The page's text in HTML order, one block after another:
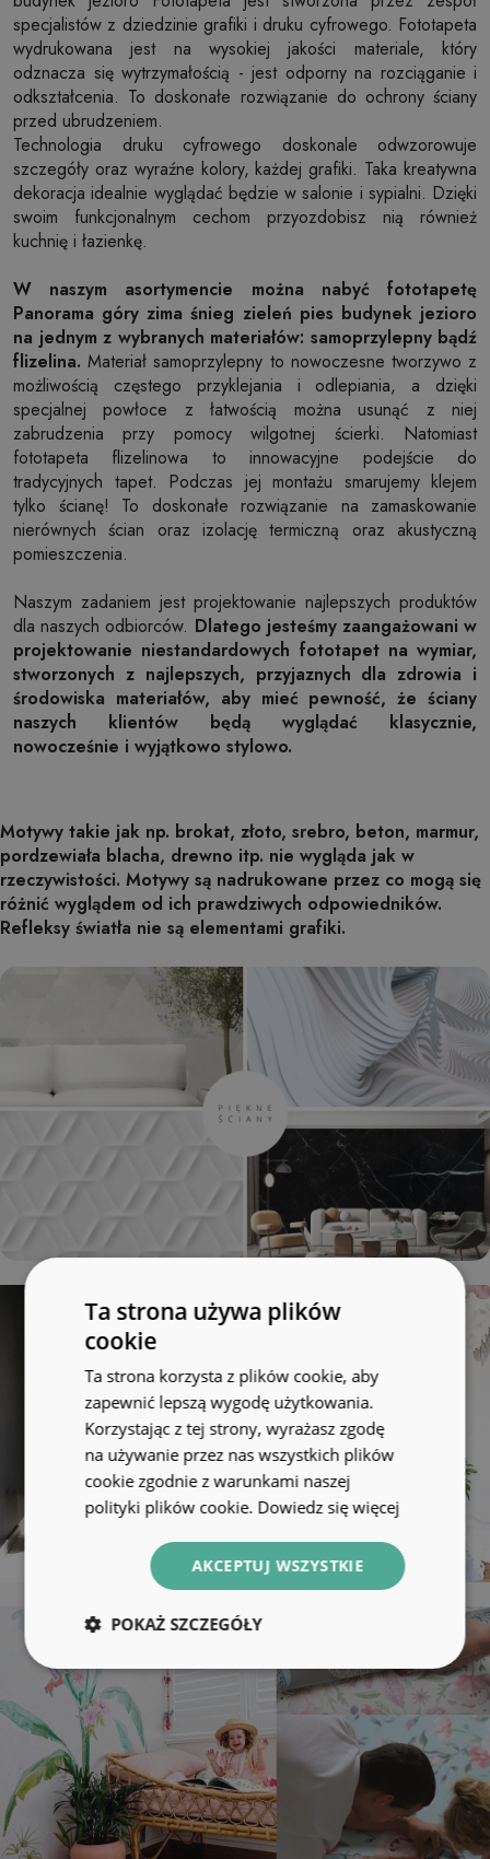
specjalistów z dziedzinie grafiki i druku cyfrowego. Fototapeta
wydrukowana jest na wysokiej jakości materiale, który
odznacza się wytrzymałością - jest odporny na rozciąganie i
odkształcenia. To doskonałe rozwiązanie do ochrony ściany
przed ubrudzeniem.
Technologia druku cyfrowego doskonale odwzorowuje
szczegóły oraz wyraźne kolory, każdej grafiki. Taka kreatywna
dekoracja idealnie wyglądać będzie w salonie i sypialni. Dzięki
swoim funkcjonalnym cechom przyozdobisz nią również
kuchnię i łazienkę.
W naszym asortymencie można nabyć fototapetę
Panorama góry zima śnieg zieleń pies budynek jezioro
na jednym z wybranych materiałów: samoprzylepny bądź
flizelina. Materiał samoprzylepny to nowoczesne tworzywo z
możliwością częstego przyklejania i odlepiania, a dzięki
specjalnej powłoce z łatwością można usunąć z niej
zabrudzenia przy pomocy wilgotnej ścierki. Natomiast
fototapeta flizelinowa to innowacyjne podejście do
tradycyjnych tapet. Podczas jej montażu smarujemy klejem
tylko ścianę! To doskonałe rozwiązanie na zamaskowanie
nierównych ścian oraz izolację termiczną oraz akustyczną
pomieszczenia.
Naszym zadaniem jest projektowanie najlepszych produktów
dla naszych odbiorców. Dlatego jesteśmy zaangażowani w
projektowanie niestandardowych fototapet na wymiar,
stworzonych z najlepszych, przyjaznych dla zdrowia i
środowiska materiałów, aby mieć pewność, że ściany
naszych klientów będą wyglądać klasycznie,
nowocześnie i wyjątkowo stylowo.
Motywy takie jak np. brokat, złoto, srebro, beton, marmur,
pordzewiała blacha, drewno itp. nie wygląda jak w
rzeczywistości. Motywy są nadrukowane przez co mogą się
różnić wyglądem od ich prawdziwych odpowiedników.
Refleksy światła nie są elementami grafiki.
Ta strona używa plików
cookie
Ta strona korzysta z plików cookie, aby
zapewnić lepszą wygodę użytkowania.
Korzystając z tej strony, wyrażasz zgodę
na używanie przez nas wszystkich plików
cookie zgodnie z warunkami naszej
polityki plików cookie. Dowiedz się więcej
AKCEPTUJ WSZYSTKIE
POKAŻ SZCZEGÓŁY